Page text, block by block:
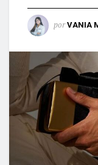
por VANIA